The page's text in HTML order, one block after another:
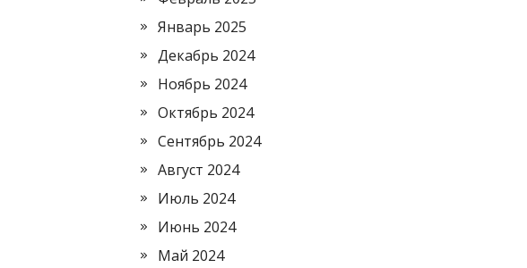
Январь 2025
Декабрь 2024
Ноябрь 2024
Октябрь 2024
Сентябрь 2024
Август 2024
Июль 2024
Июнь 2024
Май 2024